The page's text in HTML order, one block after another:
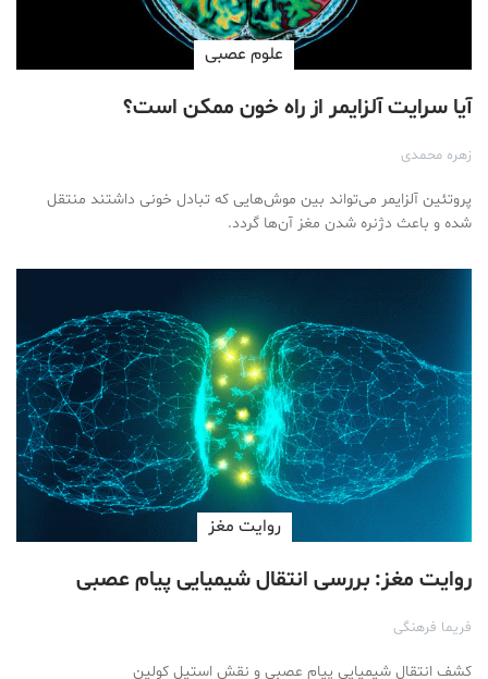
علوم عصبی
آیا سرایت آلزایمر از راه خون ممکن است؟
زهره محمدی
پروتئین آلزایمر می‌تواند بین موش‌هایی که تبادل خونی داشتند منتقل
شده و باعث دژنره شدن مغز آن‌ها گردد.
روایت مغز
روایت مغز: بررسی انتقال شیمیایی پیام عصبی
فریما فرهنگی
کشف انتقال شیمیایی پیام عصبی و نقش استیل کولین